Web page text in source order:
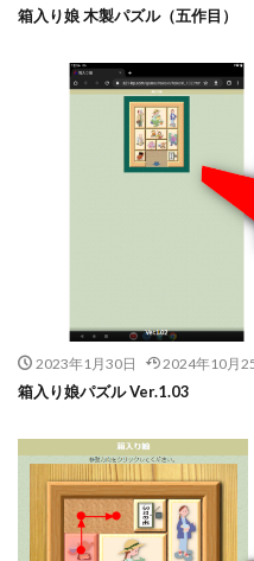
箱入り娘 木製パズル（五作目）
2023年1月30日 2024年10月
箱入り娘パズル Ver.1.03